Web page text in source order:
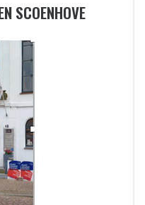
SCOENHOVE